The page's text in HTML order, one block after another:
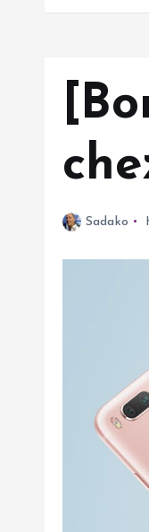
Sadako